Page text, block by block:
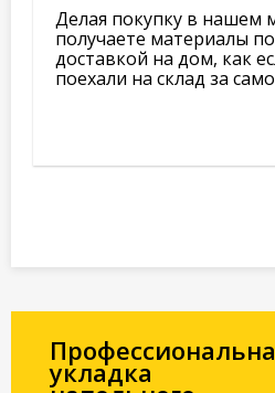
Делая покупку в нашем
получаете материалы
доставкой на дом, как
поехали на склад за
укладка